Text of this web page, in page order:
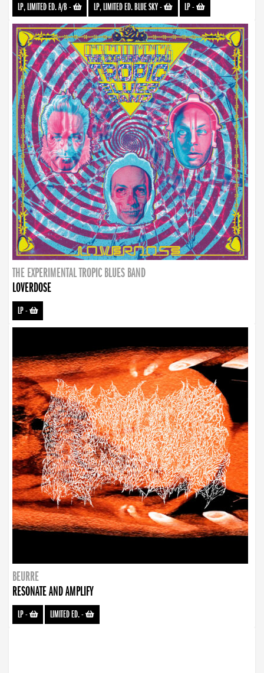
LP, LIMITED ED. A/B- LP, LIMITED ED. BLUE SKY- LP-
THE EXPERIMENTAL TROPIC BLUES BAND
LOVERDOSE
LP-
BEURRE
RESONATE AND AMPLIFY
LP- LIMITED ED.-